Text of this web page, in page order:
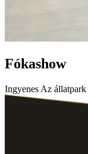
Fókashow
Ingyenes Az állatpark